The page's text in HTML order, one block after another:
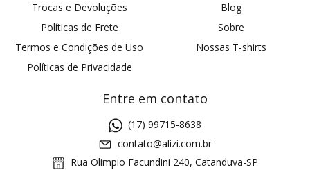
Trocas e Devoluções
Políticas de Frete
Termos e Condições de Uso
Políticas de Privacidade
Blog
Sobre
Nossas T-shirts
Entre em contato
(17) 99715-8638
contato@alizi.com.br
Rua Olimpio Facundini 240, Catanduva-SP